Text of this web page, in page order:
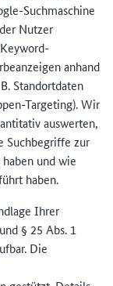
Suchmaschine
Nutzer
anhand
Standortdaten
Targeting). Wir
auswerten,
Suchbegriffe zur
und wie
haben.
Ihrer
§ 25 Abs. 1
Die